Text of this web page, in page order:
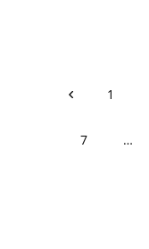
1
7 …